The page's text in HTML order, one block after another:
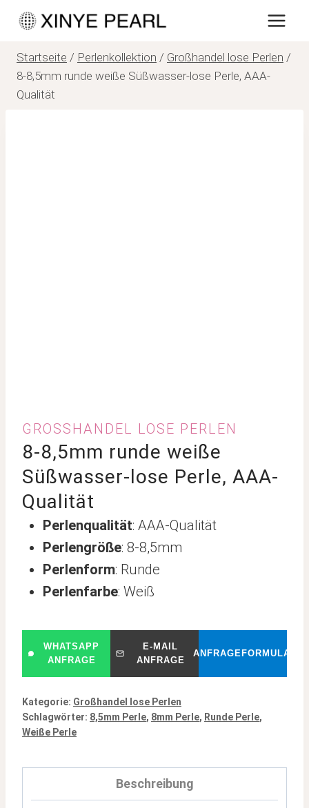
Zum
Inhalt
springen
Startseite / Perlenkollektion / Großhandel lose Perlen /
8-8,5mm runde weiße Süßwasser-lose Perle, AAA-
Qualität
GROSSHANDEL LOSE PERLEN
8-8,5mm runde weiße
Süßwasser-lose Perle, AAA-
Qualität
Perlenqualität: AAA-Qualität
Perlengröße: 8-8,5mm
Perlenform: Runde
Perlenfarbe: Weiß
WHATSAPP
ANFRAGE
E-MAIL
ANFRAGE
ANFRAGEFORMULAR
Kategorie: Großhandel lose Perlen
Schlagwörter: 8,5mm Perle, 8mm Perle, Runde Perle,
Weiße Perle
Beschreibung